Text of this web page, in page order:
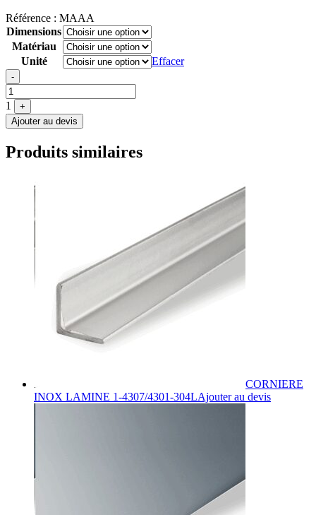
Référence : MAAA
Dimensions
Matériau
Unité
Effacer
Quantité
-
1
+
Ajouter au devis
Produits similaires
CORNIERE
INOX LAMINE 1-4307/4301-304LAjouter au devisCe